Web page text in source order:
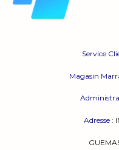
Service
Magasin
Adresse :